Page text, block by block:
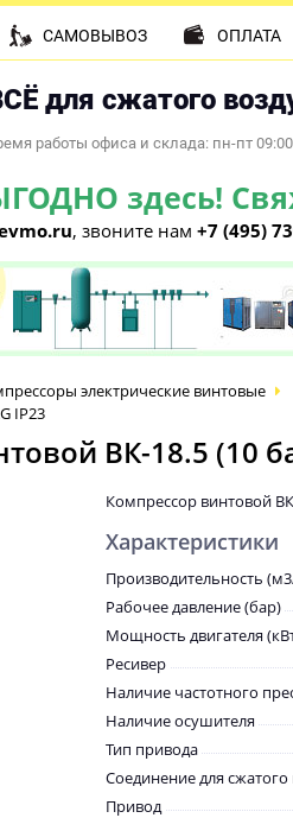
для сжатого
работы офиса и склада: пн-пт
здесь!
, звоните нам +7 (495)
САМОВЫВОЗ ОПЛАТА
электрические винтовые
IP23
ВК-18.5 (10
Компрессор винтовой
Характеристики
Производительность
Рабочее давление (бар)
Мощность двигателя
Ресивер
Наличие частотного
Наличие осушителя
Тип привода
Соединение для сжатого
Привод